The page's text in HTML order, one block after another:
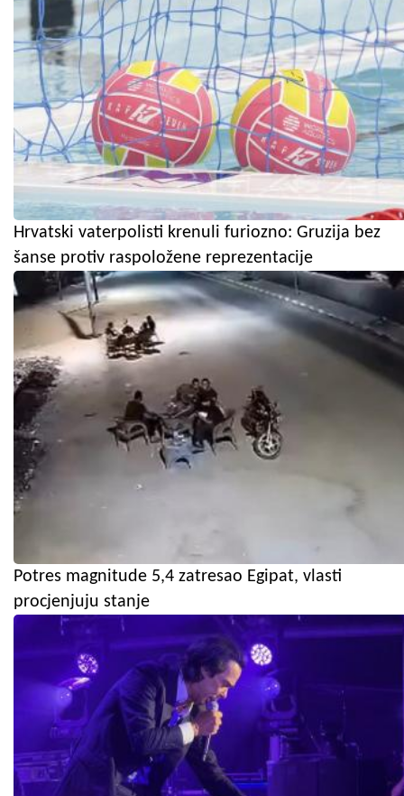
Hrvatski vaterpolisti krenuli furiozno: Gruzija bez
šanse protiv raspoložene reprezentacije
Potres magnitude 5,4 zatresao Egipat, vlasti
procjenjuju stanje